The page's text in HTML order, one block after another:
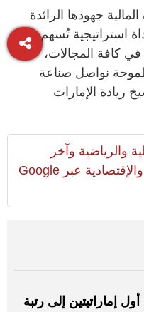
جهودها الرائدة
استراتيجية تُسهم في
في كافة المجالات،
نواصل صناعة
ريادة الإمارات
والرياضية وآخر
المستجدات السياسية والإقتصادية عبر Google
إماراتيتين إلى رتبة